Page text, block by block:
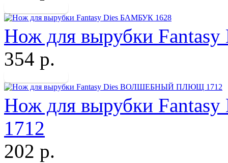
Нож для вырубки
354 р.
Нож для вырубки
1712
202 р.